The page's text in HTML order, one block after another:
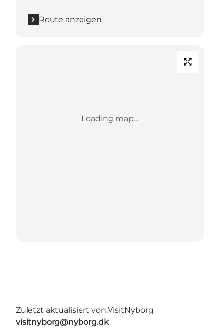
Route anzeigen
Loading map...
Zuletzt aktualisiert von:VisitNyborg
visitnyborg@nyborg.dk